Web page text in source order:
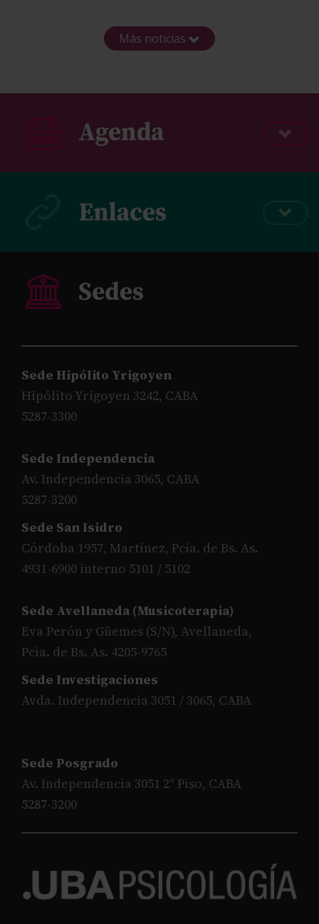
Más noticias
Sede Hipólito Yrigoyen
Hipólito Yrigoyen 3242, CABA
5287-3300
Sede Independencia
Av. Independencia 3065, CABA
5287-3200
Sede San Isidro
Córdoba 1957, Martínez, Pcia. de Bs. As.
4931-6900 interno 5101 / 5102
Sede Avellaneda (Musicoterapia)
Eva Perón y Güemes (S/N), Avellaneda,
Pcia. de Bs. As. 4205-9765
Sede Investigaciones
Avda. Independencia 3051 / 3065, CABA
Sede Posgrado
Av. Independencia 3051 2° Piso, CABA
5287-3200